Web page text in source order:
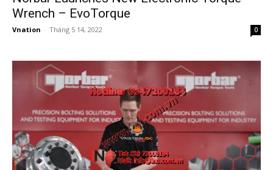
Wrench – EvoTorque
Vnation - Tháng 5 14, 2022 0